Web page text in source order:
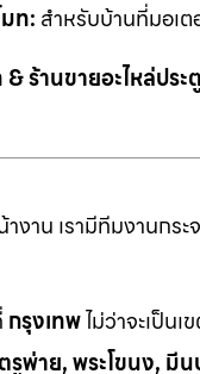
ท: สำหรับบ้านที่มอเ
ร้านขายอะไหล่ประ
างาน เรามีทีมงาน
กรุงเทพไม่ว่าจะเป็น
พ่าย, พระโขนง,